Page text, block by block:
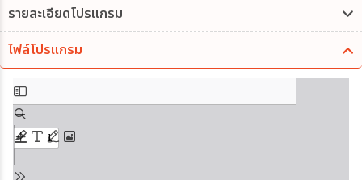
รายละเอียดโปรแกรม
ไฟล์โปรแกรม